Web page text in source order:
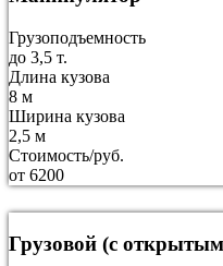
Грузоподъемность
до 3,5 т.
Длина кузова
8 м
Ширина кузова
2,5 м
Стоимость/руб.
от 6200
Грузовой (с